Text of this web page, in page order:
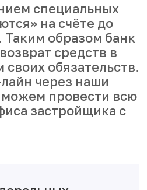
специальных
на счёте до
Таким образом банк
средств в
обязательств.
через наши
провести всю
застройщика с